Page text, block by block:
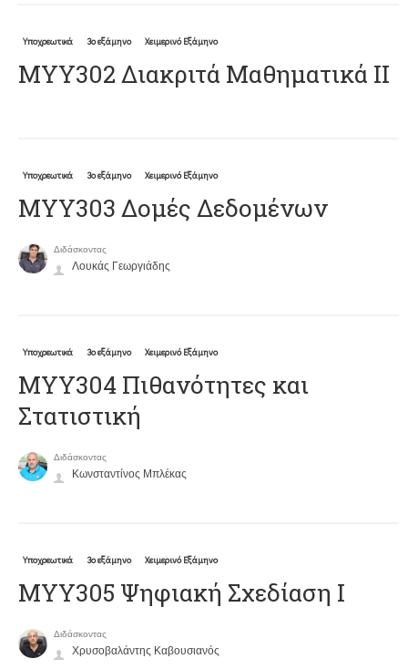
Υποχρεωτικά 3ο εξάμηνο Χειμερινό Εξάμηνο
ΜΥΥ302 Διακριτά Μαθηματικά ΙΙ
Υποχρεωτικά 3ο εξάμηνο Χειμερινό Εξάμηνο
ΜΥΥ303 Δομές Δεδομένων
Διδάσκοντας
Λουκάς Γεωργιάδης
Υποχρεωτικά 3ο εξάμηνο Χειμερινό Εξάμηνο
ΜΥΥ304 Πιθανότητες και
Στατιστική
Διδάσκοντας
Κωνσταντίνος Μπλέκας
Υποχρεωτικά 3ο εξάμηνο Χειμερινό Εξάμηνο
ΜΥΥ305 Ψηφιακή Σχεδίαση Ι
Διδάσκοντας
Χρυσοβαλάντης Καβουσιανός